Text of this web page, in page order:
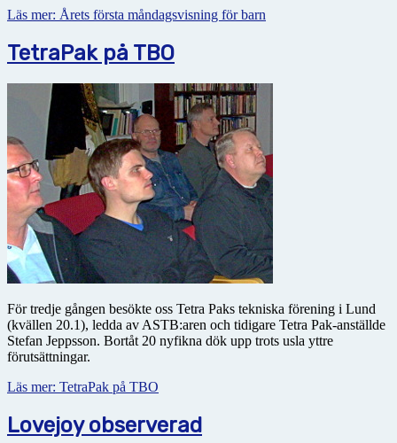
Läs mer: Årets första måndagsvisning för barn
TetraPak på TBO
För tredje gången besökte oss Tetra Paks tekniska förening i Lund
(kvällen 20.1), ledda av ASTB:aren och tidigare Tetra Pak-anställde
Stefan Jeppsson. Bortåt 20 nyfikna dök upp trots usla yttre
förutsättningar.
Läs mer: TetraPak på TBO
Lovejoy observerad